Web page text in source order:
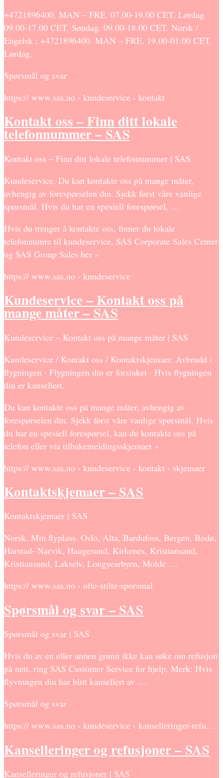
+4721896400. MAN – FRE. 07.00-19.00 CET. Lørdag.
09.00-17.00 CET. Søndag. 09.00-18.00 CET. Norsk /
Engelsk ; +4721896400. MAN – FRE. 19.00-01.00 CET.
Lørdag.
Spørsmål og svar
https:// www.sas.no › kundeservice › kontakt
Kontakt oss – Finn ditt lokale
telefonnummer – SAS
Kontakt oss – Finn ditt lokale telefonnummer | SAS
Kundeservice. Du kan kontakte oss på mange måter,
avhengig av forespørselen din. Sjekk først våre vanlige
spørsmål. Hvis du har en spesiell forespørsel, …
Hvis du trenger å kontakte oss, finner du lokale
telefonnumre til kundeservice, SAS Corporate Sales Center
og SAS Group Sales her »
https:// www.sas.no › kundeservice
Kundeservice – Kontakt oss på
mange måter – SAS
Kundeservice – Kontakt oss på mange måter | SAS
Kundeservice / Kontakt oss / Kontaktskjemaer. Avbrudd i
flygningen · Flygningen din er forsinket · Hvis flygningen
din er kansellert.
Du kan kontakte oss på mange måter, avhengig av
forespørselen din. Sjekk først våre vanlige spørsmål. Hvis
du har en spesiell forespørsel, kan du kontakte oss på
telefon eller via tilbakemeldingsskjemaet »
https:// www.sas.no › kundeservice › kontakt › skjemaer
Kontaktskjemaer – SAS
Kontaktskjemaer | SAS
Norsk. Min flyplass. Oslo, Alta, Bardufoss, Bergen, Bodø,
Harstad- Narvik, Haugesund, Kirkenes, Kristiansand,
Kristiansund, Lakselv, Longyearbyen, Molde …
https:// www.sas.no › ofte-stilte-sporsmal
Spørsmål og svar – SAS
Spørsmål og svar | SAS
Hvis du av en eller annen grunn ikke kan søke om refusjon
på nett, ring SAS Customer Service for hjelp. Merk: Hvis
flyvningen din har blitt kansellert av …
Spørsmål og svar
https:// www.sas.no › kundeservice › kanselleringer-refu…
Kanselleringer og refusjoner – SAS
Kanselleringer og refusjoner | SAS